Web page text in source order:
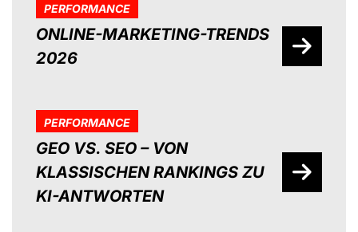
PERFORMANCE
ONLINE-MARKETING-TRENDS
2026
PERFORMANCE
GEO VS. SEO – VON
KLASSISCHEN RANKINGS ZU
KI-ANTWORTEN